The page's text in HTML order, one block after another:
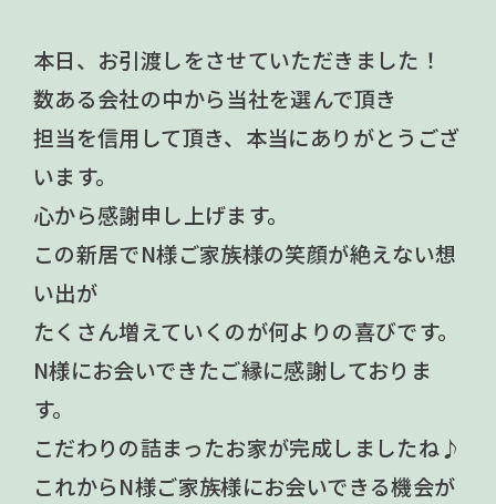
本日、お引渡しをさせていただきました！
数ある会社の中から当社を選んで頂き
担当を信用して頂き、本当にありがとうござ
います。
心から感謝申し上げます。
この新居でN様ご家族様の笑顔が絶えない想
い出が
たくさん増えていくのが何よりの喜びです。
N様にお会いできたご縁に感謝しておりま
す。
こだわりの詰まったお家が完成しましたね♪
これからN様ご家族様にお会いできる機会が